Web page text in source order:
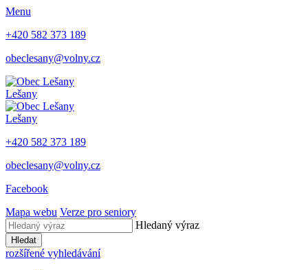
Menu
+420 582 373 189
obeclesany@volny.cz
Lešany
Lešany
+420 582 373 189
obeclesany@volny.cz
Facebook
Mapa webu Verze pro seniory
Hledaný výraz
Hledat
rozšířené vyhledávání